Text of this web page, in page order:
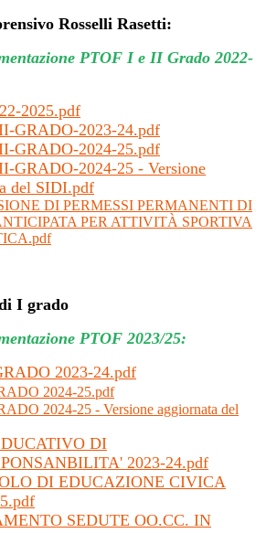
Rosselli Rasetti:
PTOF I e II Grado 2022-
2025.pdf
GRADO-2023-24.pdf
GRADO-2024-25.pdf
GRADO-2024-25 - Versione
del SIDI.pdf
DI PERMESSI PERMANENTI DI
PER ATTIVITÀ SPORTIVA
I grado
PTOF 2023/25:
2023-24.pdf
2024-25.pdf
2024-25 - Versione aggiornata del
DI
2023-24.pdf
DI EDUCAZIONE CIVICA
SEDUTE OO.CC. IN